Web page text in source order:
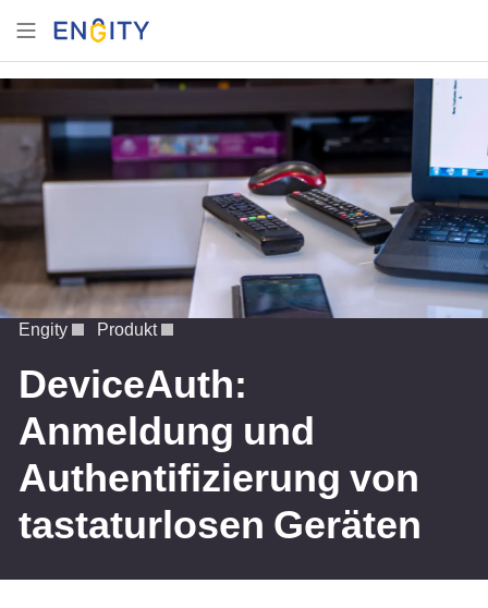
Engity Produkt
DeviceAuth:
Anmeldung und
Authentifizierung von
tastaturlosen Geräten